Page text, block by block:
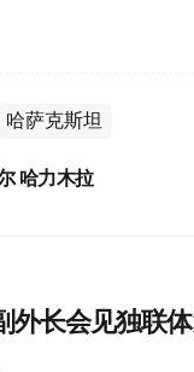
哈萨克斯坦
哈力木拉
外长会见独联